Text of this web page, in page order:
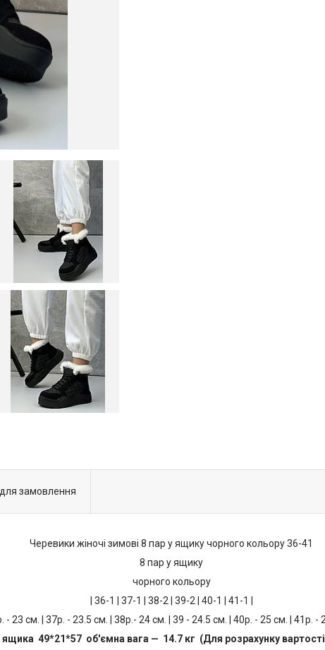
замовлення
Черевики жіночі зимові 8 пар у ящику чорного кольору 36-41
8 пар у ящику
чорного кольору
| 36-1 | 37-1 | 38-2 | 39-2 | 40-1 | 41-1 |
- 23 см. | 37р. - 23.5 см. | 38р.- 24 см. | 39 - 24.5 см. | 40р. - 25 см. | 41р. -
ящика 49*21*57 об'ємна вага — 14.7 кг (Для розрахунку